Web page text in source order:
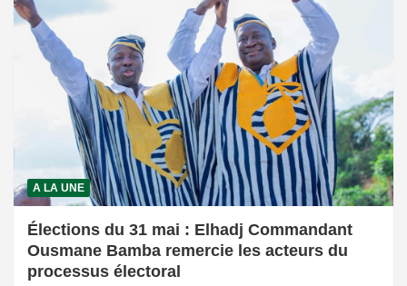
A LA UNE
Élections du 31 mai : Elhadj Commandant
Ousmane Bamba remercie les acteurs du
processus électoral